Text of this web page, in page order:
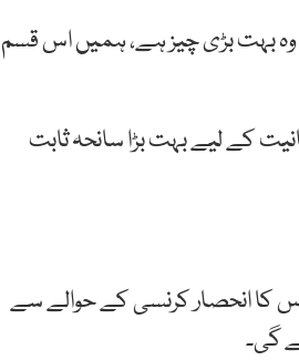
وہ بہت بڑی چیز ہے، ہمیں اس قسم
کے لیے بہت بڑا سانحہ ثابت
اس کا انحصار کرنسی کے حوالے سے
گی۔